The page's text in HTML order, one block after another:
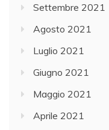
Settembre 2021
Agosto 2021
Luglio 2021
Giugno 2021
Maggio 2021
Aprile 2021